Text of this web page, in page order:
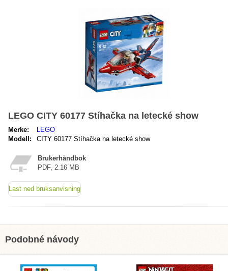
LEGO CITY 60177 Stíhačka na letecké show
Merke:
LEGO
Modell:
CITY 60177 Stíhačka na letecké show
Brukerhåndbok
PDF, 2.16 MB
Last ned bruksanvisning
Podobné návody